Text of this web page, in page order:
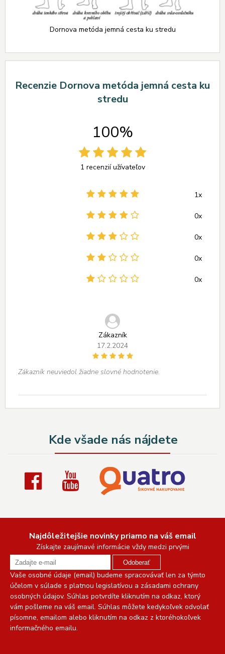
Dornova metóda jemná cesta ku stredu
Recenzie Dornova metóda jemná cesta ku
stredu
100%
1 recenzií užívateľov
1x
0x
0x
0x
0x
Zákazník
17.2.2024
Zákazník neuviedol žiadne slovné hodnotenie.
Kde všade nás nájdete
Najdôležitejšie novinky priamo na váš email
Získajte zaujímavé informácie vždy medzi prvými
Odoberať
Vaše osobné údaje (email) budeme spracovávať len za týmto
účelom v súlade s platnou legislatívou a zásadami ochrany
osobných údajov. Súhlas potvrdíte kliknutím na odkaz, ktorý
vám pošleme na váš email. Súhlas môžete kedykoľvek odvolať
písomne, emailom alebo kliknutím na odkaz z ktoréhokoľvek
informačného emailu.